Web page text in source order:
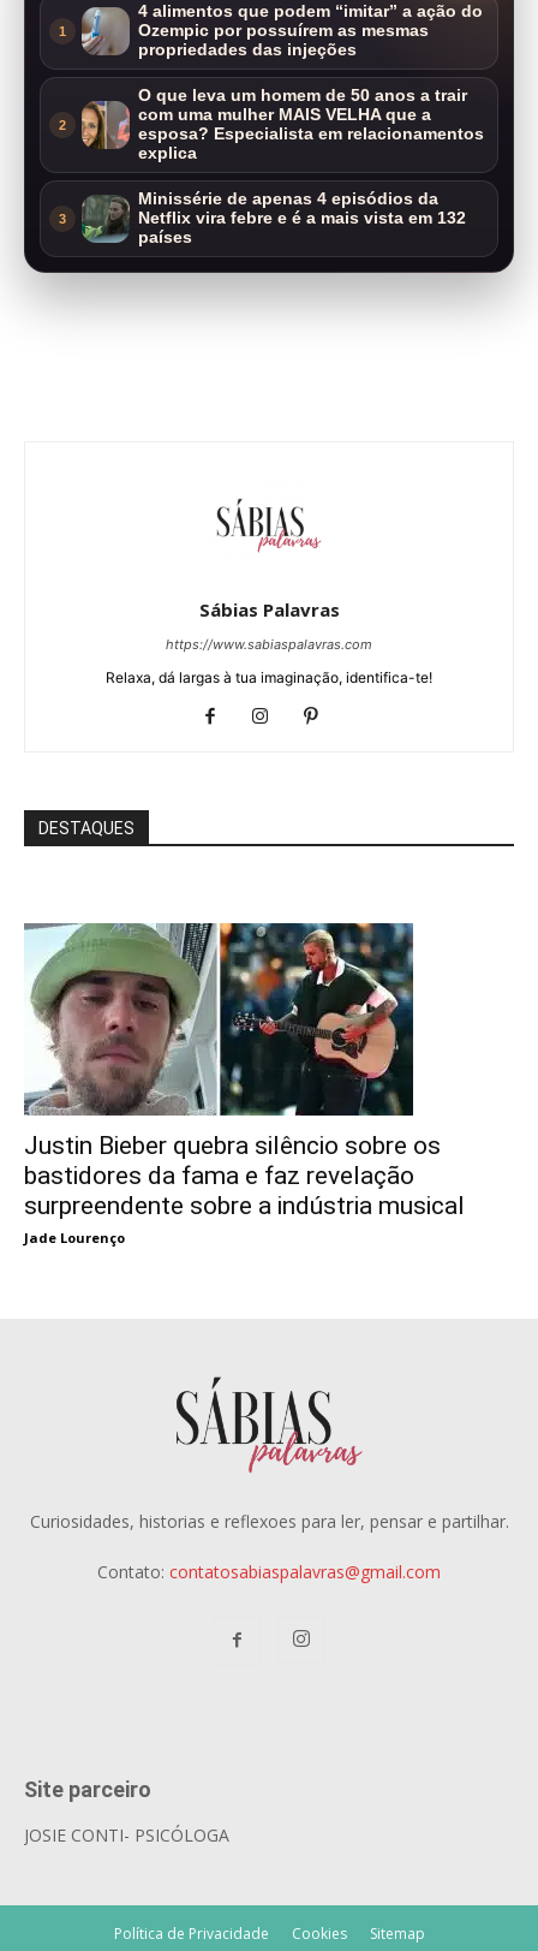
1
4 alimentos que podem “imitar” a ação do
Ozempic por possuírem as mesmas
propriedades das injeções
2
O que leva um homem de 50 anos a trair
com uma mulher MAIS VELHA que a
esposa? Especialista em relacionamentos
explica
3
Minissérie de apenas 4 episódios da
Netflix vira febre e é a mais vista em 132
países
Sábias Palavras
https://www.sabiaspalavras.com
Relaxa, dá largas à tua imaginação, identifica-te!
DESTAQUES
Justin Bieber quebra silêncio sobre os
bastidores da fama e faz revelação
surpreendente sobre a indústria musical
Jade Lourenço
Curiosidades, historias e reflexoes para ler, pensar e partilhar.
Contato: contatosabiaspalavras@gmail.com
Site parceiro
JOSIE CONTI- PSICÓLOGA
Política de Privacidade Cookies Sitemap